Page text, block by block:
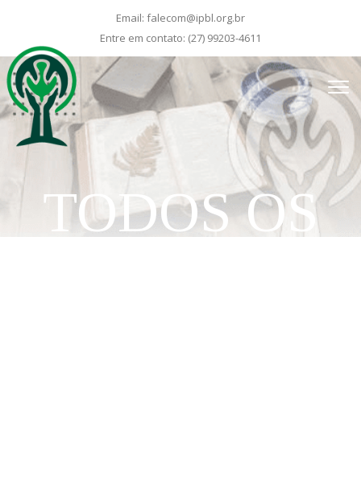
Email: falecom@ipbl.org.br
Entre em contato: (27) 99203-4611
TODOS OS